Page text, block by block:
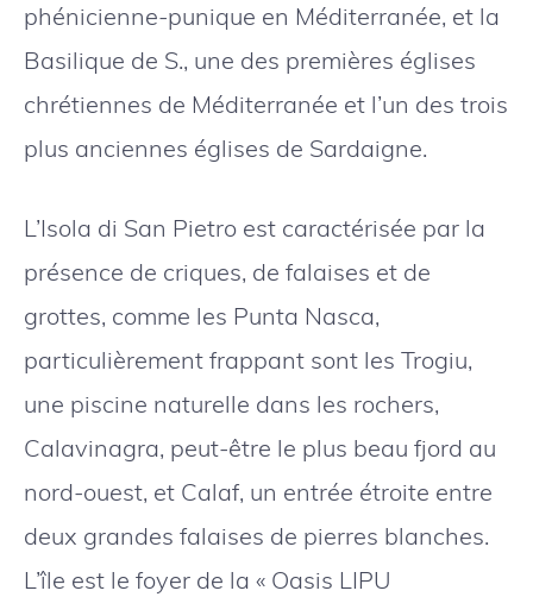
phénicienne-punique en Méditerranée, et la
Basilique de S., une des premières églises
chrétiennes de Méditerranée et l’un des trois
plus anciennes églises de Sardaigne.
L’Isola di San Pietro est caractérisée par la
présence de criques, de falaises et de
grottes, comme les Punta Nasca,
particulièrement frappant sont les Trogiu,
une piscine naturelle dans les rochers,
Calavinagra, peut-être le plus beau fjord au
nord-ouest, et Calaf, un entrée étroite entre
deux grandes falaises de pierres blanches.
L’île est le foyer de la « Oasis LIPU